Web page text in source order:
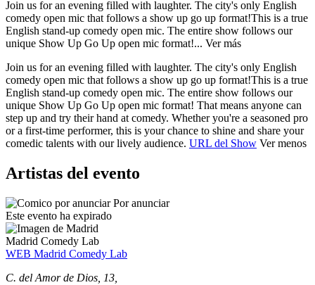
Join us for an evening filled with laughter. The city's only English
comedy open mic that follows a show up go up format!This is a true
English stand-up comedy open mic. The entire show follows our
unique Show Up Go Up open mic format!... Ver más
Join us for an evening filled with laughter. The city's only English
comedy open mic that follows a show up go up format!This is a true
English stand-up comedy open mic. The entire show follows our
unique Show Up Go Up open mic format! That means anyone can
step up and try their hand at comedy. Whether you're a seasoned pro
or a first-time performer, this is your chance to shine and share your
comedic talents with our lively audience. URL del Show Ver menos
Artistas del evento
Por anunciar
Este evento ha expirado
Madrid Comedy Lab
WEB Madrid Comedy Lab
C. del Amor de Dios, 13,